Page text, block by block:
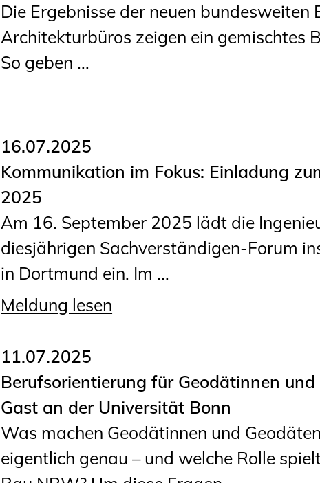
Die Ergebnisse der neuen
Architekturbüros zeigen ein gemischtes
So geben ...
16.07.2025
Kommunikation im Fokus: Einladung
2025
Am 16. September 2025 lädt die
diesjährigen Sachverständigen-Forum
in Dortmund ein. Im ...
Meldung lesen
11.07.2025
Berufsorientierung für Geodätinnen
Gast an der Universität Bonn
Was machen Geodätinnen und
eigentlich genau – und welche Rolle